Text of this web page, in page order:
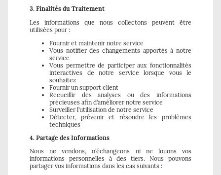
3. Finalités du Traitement
Les informations que nous collectons peuvent être
utilisées pour :
Fournir et maintenir notre service
Vous notifier des changements apportés à notre
service
Vous permettre de participer aux fonctionnalités
interactives de notre service lorsque vous le
souhaitez
Fournir un support client
Recueillir des analyses ou des informations
précieuses afin d’améliorer notre service
Surveiller l’utilisation de notre service
Détecter, prévenir et résoudre les problèmes
techniques
4. Partage des Informations
Nous ne vendons, n’échangeons ni ne louons vos
informations personnelles à des tiers. Nous pouvons
partager vos informations dans les cas suivants :